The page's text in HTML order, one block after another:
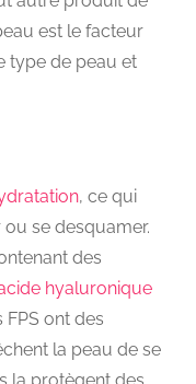
est le facteur
type de peau et
, ce qui
se desquamer.
des
hyaluronique
ont des
la peau de se
la protègent des